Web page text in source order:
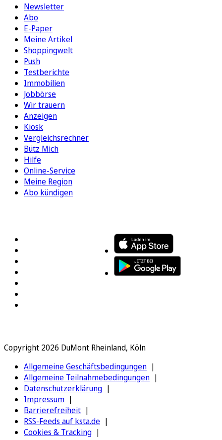
Newsletter
Abo
E-Paper
Meine Artikel
Shoppingwelt
Push
Testberichte
Immobilien
Jobbörse
Wir trauern
Anzeigen
Kiosk
Vergleichsrechner
Bütz Mich
Hilfe
Online-Service
Meine Region
Abo kündigen
Copyright 2026 DuMont Rheinland, Köln
Allgemeine Geschäftsbedingungen
Allgemeine Teilnahmebedingungen
Datenschutzerklärung
Impressum
Barrierefreiheit
RSS-Feeds auf ksta.de
Cookies & Tracking